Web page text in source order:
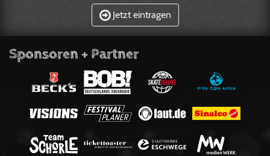
Jetzt eintragen
Sponsoren + Partner